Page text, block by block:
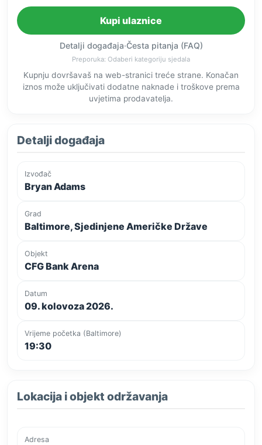
Kupi ulaznice
Detalji događaja·Česta pitanja (FAQ)
Preporuka: Odaberi kategoriju sjedala
Kupnju dovršavaš na web-stranici treće strane. Konačan
iznos može uključivati dodatne naknade i troškove prema
uvjetima prodavatelja.
Detalji događaja
Izvođač
Bryan Adams
Grad
Baltimore, Sjedinjene Američke Države
Objekt
CFG Bank Arena
Datum
09. kolovoza 2026.
Vrijeme početka (Baltimore)
19:30
Lokacija i objekt održavanja
Adresa